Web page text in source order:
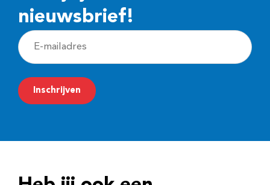
nieuwsbrief!
E
-
m
a
Inschrijven